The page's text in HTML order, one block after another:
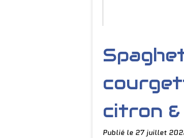
citron
Publié le 27 juillet